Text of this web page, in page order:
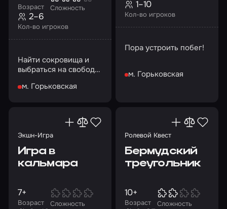
Возраст Сложность
Кол-во игроков
2–6
Найти сокровища и
выбраться на свободу
подземельях? Выбор
м. Горьковская
Кол-во игроков
1–10
Пора устроить побег!
м. Горьковская
Экшн-Игра
Игра в
кальмара
Возраст
7+
Сложность
Ролевой Квест
Бермудский
треугольник
Возраст
10+
Сложность